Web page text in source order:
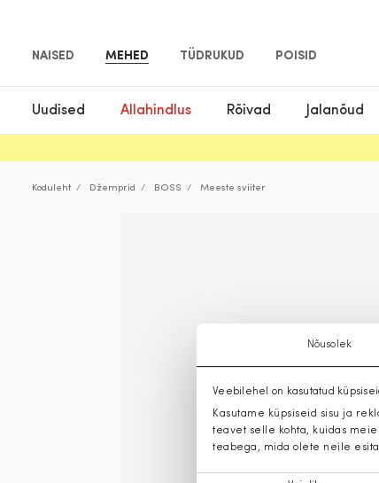
Nõusolek
Veebilehel on kasutatud
Kasutame küpsiseid sisu ja
teavet selle kohta, kuidas
teabega, mida olete neile
NAISED MEHED TÜDRUKUD POISID
Uudised Allahindlus Rõivad Jalanõud
Koduleht Džemprid BOSS Meeste sviiter